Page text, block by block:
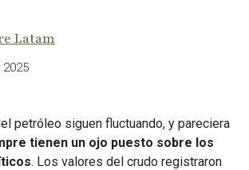
Latam
2025
petróleo siguen fluctuando, y pareciera
tienen un ojo puesto sobre los
. Los valores del crudo registraron